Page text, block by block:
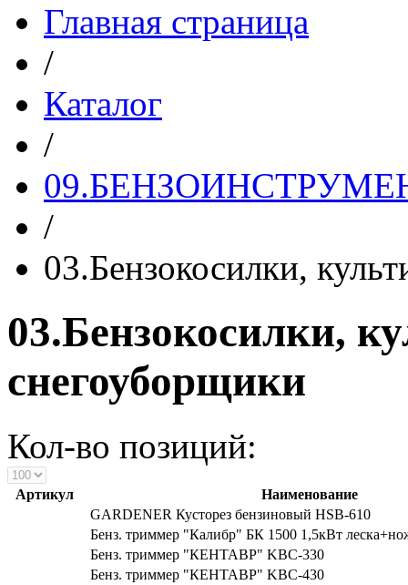
Главная страница
/
Каталог
/
/
03.Бензокосилки,
03.Бензокосилки,
снегоуборщики
Кол-во позиций:
Артикул
Наименование
GARDENER Кусторез бензиновый HSB-610
Бенз. триммер "Калибр" БК 1500 1,5кВт
Бенз. триммер "КЕНТАВР" KBC-330
Бенз. триммер "КЕНТАВР" KBC-430